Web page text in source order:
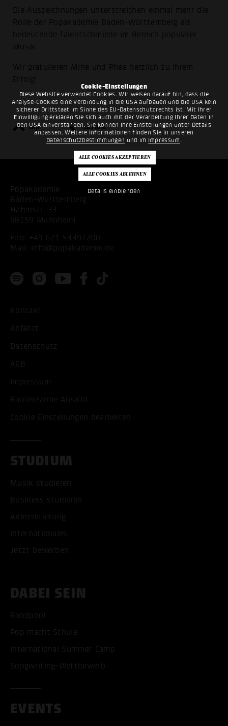
Cookie-Einstellungen
Diese Website verwendet Cookies. Wir weisen darauf hin, dass die
Analyse-Cookies eine Verbindung in die USA aufbauen und die USA kein
sicherer Drittstaat im Sinne des EU-Datenschutzrechts ist. Mit Ihrer
Einwilligung erklären Sie sich auch mit der Verarbeitung Ihrer Daten in
den USA einverstanden. Sie können Ihre Einstellungen unter Details
anpassen. Weitere Informationen finden Sie in unseren
Datenschutzbestimmungen und im Impressum .
Details einblenden
Die Auszeichnungen unterstreichen einmal mehr die
Rolle der Popakademie Baden-Württemberg als
bedeutende Talentschmiede im Bereich populärer
Musik.
Wir gratulieren Mine und Phea herzlich zu ihrem
Erfolg!
top zurück
Popakademie
Baden-Württemberg
Hafenstr. 33
68159 Mannheim
Fon:
+49 621 53397200
Mail:
info@popakademie.de
Kontakt
Anfahrt
Datenschutz
AGB
Impressum
Barrierearme Ansicht
Cookie Einstellungen bearbeiten
STUDIUM
Musik studieren
Business studieren
Akkreditierung
Internationales
Jetzt bewerben
DABEI SEIN
Bandpool
Pop macht Schule
International Summer Camp
Songwriting-Wettbewerb
EVENTS